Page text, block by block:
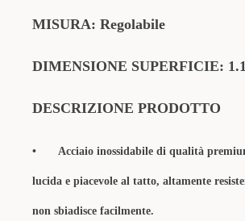
MISURA: Regolabile
DIMENSIONE SUPERFICIE:
DESCRIZIONE PRODOTTO
• Acciaio inossidabile di qualità
lucida e piacevole al tatto, altamente
non sbiadisce facilmente.